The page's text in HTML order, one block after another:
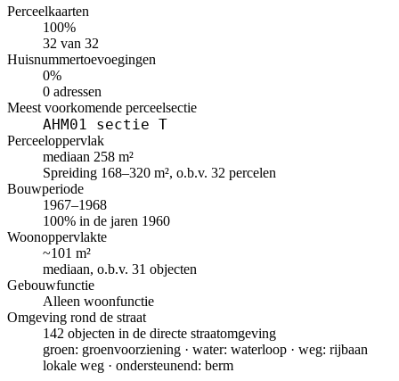
Perceelkaarten
100%
32 van 32
Huisnummertoevoegingen
0%
0 adressen
Meest voorkomende perceelsectie
AHM01 sectie T
Perceeloppervlak
mediaan 258 m²
Spreiding 168–320 m², o.b.v. 32 percelen
Bouwperiode
1967–1968
100% in de jaren 1960
Woonoppervlakte
~101 m²
mediaan, o.b.v. 31 objecten
Gebouwfunctie
Alleen woonfunctie
Omgeving rond de straat
142 objecten in de directe straatomgeving
groen: groenvoorziening · water: waterloop · weg: rijbaan
lokale weg · ondersteunend: berm